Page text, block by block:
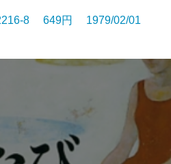
8 649円 1979/02/01